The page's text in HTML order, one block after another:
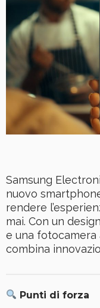
Samsung
nuovo
rendere
mai. Con un
e una fotocamera
combina
Punti di forza